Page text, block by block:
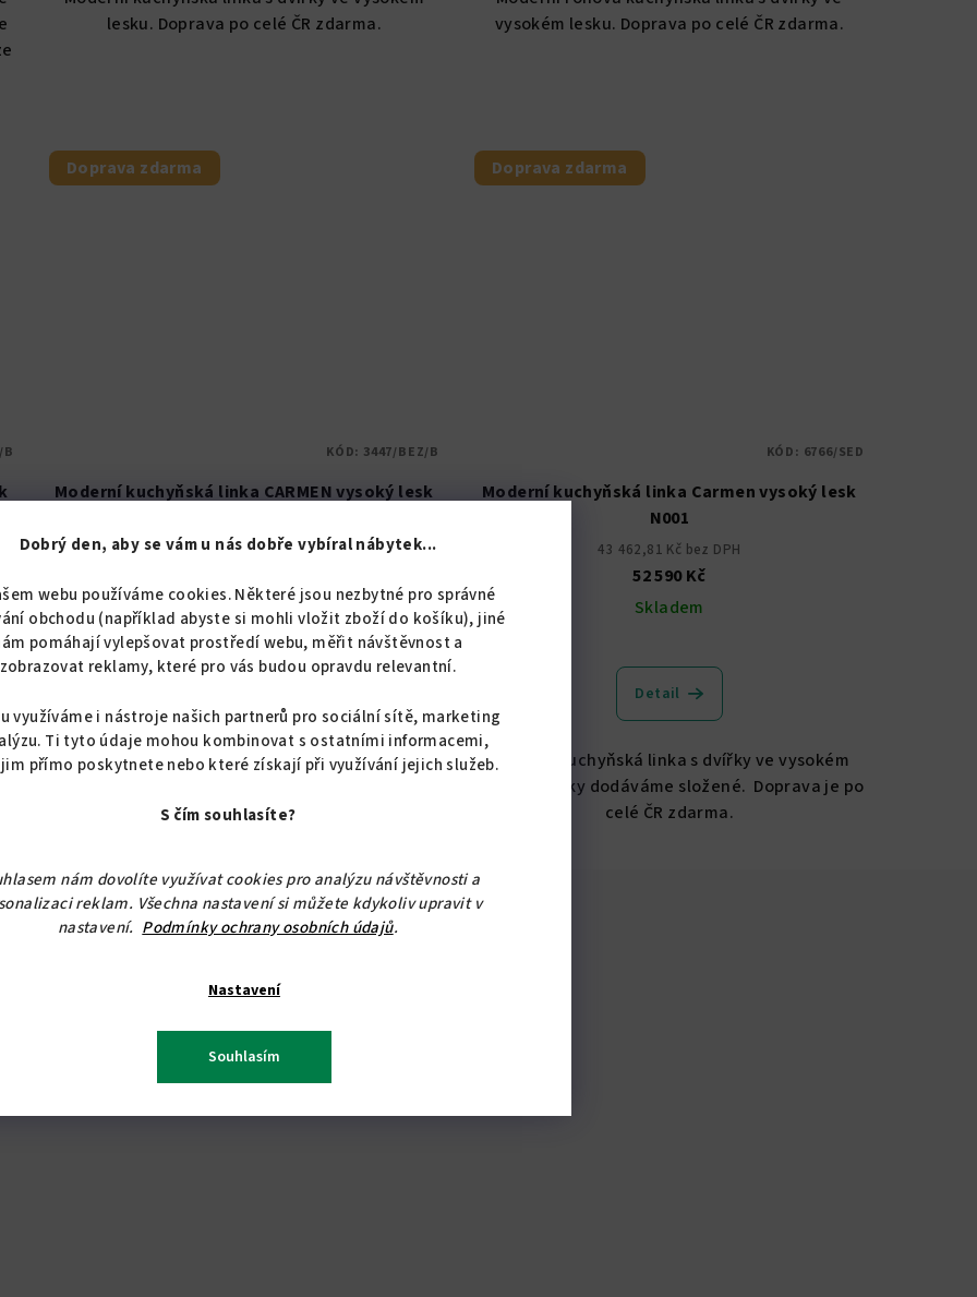
Dobrý den, aby se vám u nás dobře vybíral nábytek...
webu používáme cookies. Některé jsou nezbytné pro správné
obchodu (například abyste si mohli vložit zboží do košíku), jiné
pomáhají vylepšovat prostředí webu, měřit návštěvnost a
zobrazovat reklamy, které pro vás budou opravdu relevantní.
využíváme i nástroje našich partnerů pro sociální sítě, marketing
Ti tyto údaje mohou kombinovat s ostatními informacemi,
přímo poskytnete nebo které získají při využívání jejich služeb.
S čím souhlasíte?
nám dovolíte využívat cookies pro analýzu návštěvnosti a
reklam. Všechna nastavení si můžete kdykoliv upravit v
nastavení. Podmínky ochrany osobních údajů.
Nastavení
Souhlasím
z
lesku. Doprava po celé ČR zdarma.
vysokém lesku. Doprava po celé ČR zdarma.
B
Doprava zdarma
Moderní kuchyňská linka CARMEN vysoký lesk
od 43 545,45 Kč bez DPH
Skladem
Průměrné
hodnocení
je
5,0
5
Moderní kuchyňská linka s ostrůvkem - ve
KÓD: 3447/BEZ/B
Doprava zdarma
Moderní kuchyňská linka Carmen vysoký lesk
N001
43 462,81 Kč bez DPH
52 590 Kč
Skladem
Detail
Moderní kuchyňská linka s dvířky ve vysokém
lesku. Skříňky dodáváme složené. Doprava je po
celé ČR zdarma.
KÓD: 6766/SED